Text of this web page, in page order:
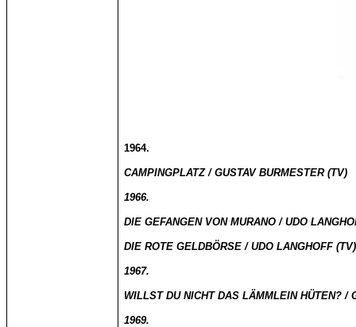
1964.
CAMPINGPLATZ / GUSTAV BURMESTER (TV)
1966.
DIE GEFANGEN VON MURANO / UDO
DIE ROTE GELDBÖRSE / UDO LANGHOFF (TV)
1967.
WILLST DU NICHT DAS LÄMMLEIN HÜTEN? /
1969.